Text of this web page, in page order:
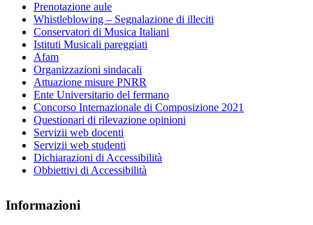
Prenotazione aule
Whistleblowing – Segnalazione di illeciti
Conservatori di Musica Italiani
Istituti Musicali pareggiati
Afam
Organizzazioni sindacali
Attuazione misure PNRR
Ente Universitario del fermano
Concorso Internazionale di Composizione 2021
Questionari di rilevazione opinioni
Servizii web docenti
Servizii web studenti
Dichiarazioni di Accessibilità
Obbiettivi di Accessibilità
Informazioni